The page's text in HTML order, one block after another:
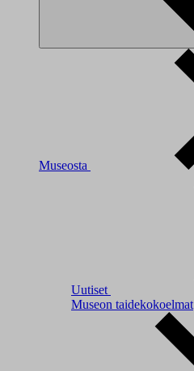
Museosta
Uutiset
Museon taidekokoelmat